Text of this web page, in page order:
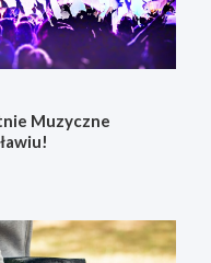
Muzyczne